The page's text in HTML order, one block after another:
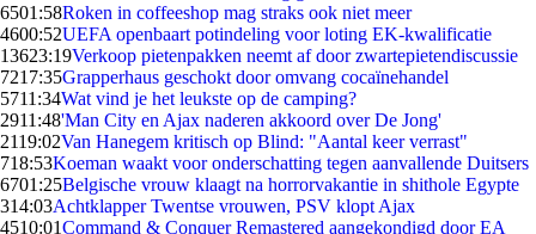
6501:58Roken in coffeeshop mag straks ook niet meer
4600:52UEFA openbaart potindeling voor loting EK-kwalificatie
13623:19Verkoop pietenpakken neemt af door zwartepietendiscussie
7217:35Grapperhaus geschokt door omvang cocaïnehandel
5711:34Wat vind je het leukste op de camping?
2911:48'Man City en Ajax naderen akkoord over De Jong'
2119:02Van Hanegem kritisch op Blind: "Aantal keer verrast"
718:53Koeman waakt voor onderschatting tegen aanvallende Duitsers
6701:25Belgische vrouw klaagt na horrorvakantie in shithole Egypte
314:03Achtklapper Twentse vrouwen, PSV klopt Ajax
4510:01Command & Conquer Remastered aangekondigd door EA